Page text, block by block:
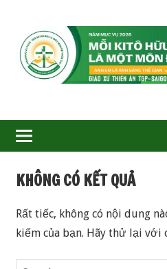
KHÔNG CÓ KẾT QUẢ
Rất tiếc, không có nội dung
kiếm của bạn. Hãy thử lại với